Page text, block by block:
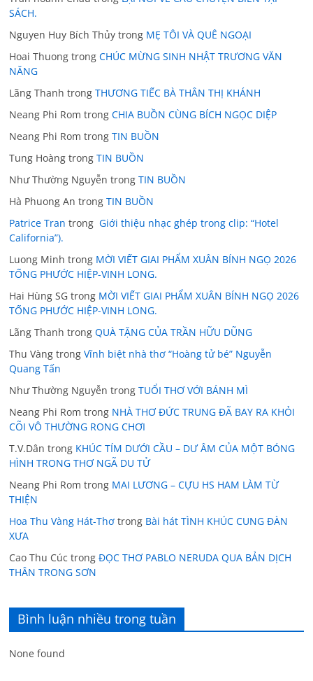
SÁCH.
Nguyen Huy Bích Thủy trong MẸ TÔI VÀ QUÊ NGOẠI
Hoai Thuong trongCHÚC MỪNG SINH NHẬT TRƯƠNG VĂN
NĂNG
Lãng Thanh trongTHƯƠNG TIẾC BÀ THÂN THỊ KHÁNH
Neang Phi Rom trongCHIA BUỒN CÙNG BÍCH NGỌC DIỆP
Neang Phi Rom trongTIN BUỒN
Tung Hoàng trongTIN BUỒN
Như Thường Nguyễn trongTIN BUỒN
Hà Phuong An trongTIN BUỒN
Patrice Tran trong Giới thiệu nhạc ghép trong clip: “Hotel
California”).
Luong Minh trong MỜI VIẾT GIAI PHẨM XUÂN BÍNH NGỌ 2026
TỐNG PHƯỚC HIỆP-VINH LONG.
Hai Hùng SG trong MỜI VIẾT GIAI PHẨM XUÂN BÍNH NGỌ 2026
TỐNG PHƯỚC HIỆP-VINH LONG.
Lãng Thanh trongQUÀ TẶNG CỦA TRẦN HỮU DŨNG
Thu Vàng trongVĩnh biệt nhà thơ “Hoàng tử bé” Nguyễn
Quang Tấn
Như Thường Nguyễn trongTUỔI THƠ VỚI BÁNH MÌ
Neang Phi Rom trong NHÀ THƠ ĐỨC TRUNG ĐÃ BAY RA KHỎI
CÕI VÔ THƯỜNG RONG CHƠI
T.V.Dân trong KHÚC TÍM DƯỚI CẦU – DƯ ÂM CỦA MỘT BÓNG
HÌNH TRONG THƠ NGÃ DU TỬ
Neang Phi Rom trong MAI LƯƠNG – CỰU HS HAM LÀM TỪ
THIỆN
Hoa Thu Vàng Hát-Thơ trong Bài hát TÌNH KHÚC CUNG ĐÀN
XƯA
Cao Thu Cúc trongĐỌC THƠ PABLO NERUDA QUA BẢN DỊCH
THÂN TRONG SƠN
Bình luận nhiều trong tuần
None found